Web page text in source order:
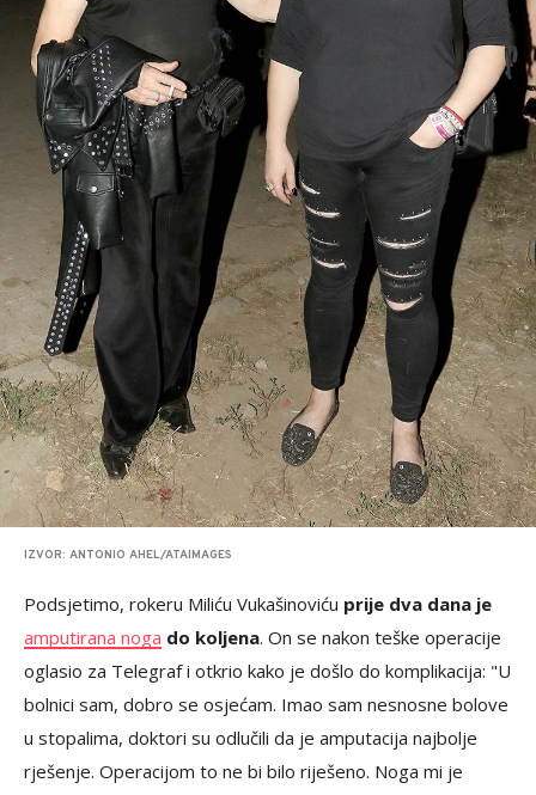
IZVOR: ANTONIO AHEL/ATAIMAGES
Podsjetimo, rokeru Miliću Vukašinoviću prije dva dana je
amputirana noga do koljena. On se nakon teške operacije
oglasio za Telegraf i otkrio kako je došlo do komplikacija: "U
bolnici sam, dobro se osjećam. Imao sam nesnosne bolove
u stopalima, doktori su odlučili da je amputacija najbolje
rješenje. Operacijom to ne bi bilo riješeno. Noga mi je